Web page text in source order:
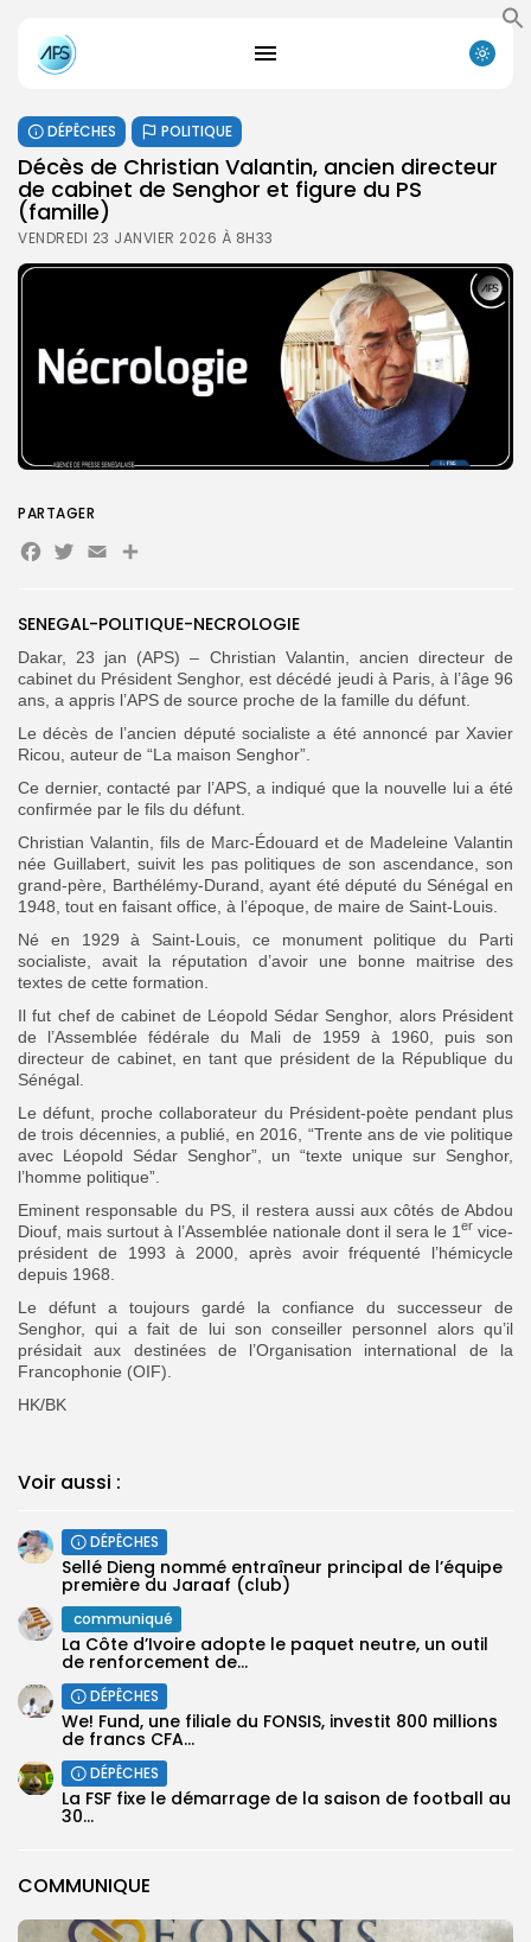
FR
DÉPÊCHES POLITIQUE
Décès de Christian Valantin, ancien directeur
de cabinet de Senghor et figure du PS
(famille)
VENDREDI 23 JANVIER 2026 À 8H33
COMMUNIQUE
SENEGAL-POLITIQUE-NECROLOGIE
Dakar, 23 jan (APS) – Christian Valantin, ancien directeur de
cabinet du Président Senghor, est décédé jeudi à Paris, à l’âge 96
ans, a appris l’APS de source proche de la famille du défunt.
Le décès de l’ancien député socialiste a été annoncé par Xavier
Ricou, auteur de “La maison Senghor”.
Ce dernier, contacté par l’APS, a indiqué que la nouvelle lui a été
confirmée par le fils du défunt.
Christian Valantin, fils de Marc-Édouard et de Madeleine Valantin
née Guillabert, suivit les pas politiques de son ascendance, son
grand-père, Barthélémy-Durand, ayant été député du Sénégal en
1948, tout en faisant office, à l’époque, de maire de Saint-Louis.
Né en 1929 à Saint-Louis, ce monument politique du Parti
socialiste, avait la réputation d’avoir une bonne maitrise des
textes de cette formation.
Il fut chef de cabinet de Léopold Sédar Senghor, alors Président
de l’Assemblée fédérale du Mali de 1959 à 1960, puis son
directeur de cabinet, en tant que président de la République du
Sénégal.
Le défunt, proche collaborateur du Président-poète pendant plus
de trois décennies, a publié, en 2016, “Trente ans de vie politique
avec Léopold Sédar Senghor”, un “texte unique sur Senghor,
l’homme politique”.
Eminent responsable du PS, il restera aussi aux côtés de Abdou
Diouf, mais surtout à l’Assemblée nationale dont il sera le 1 er vice-
président de 1993 à 2000, après avoir fréquenté l’hémicycle
depuis 1968.
Le défunt a toujours gardé la confiance du successeur de
Senghor, qui a fait de lui son conseiller personnel alors qu’il
présidait aux destinées de l’Organisation international de la
Francophonie (OIF).
HK/BK
Voir aussi :
DÉPÊCHES
Sellé Dieng nommé entraîneur principal de l’équipe
première ‎du Jaraaf (club)
communiqué
La Côte d’Ivoire adopte le paquet neutre, un outil
de renforcement de...
DÉPÊCHES
We! Fund, une filiale du FONSIS, investit 800 millions
de francs CFA...
DÉPÊCHES
‎La FSF fixe le démarrage de la saison de football au
30...
PARTAGER
Facebook
Twitter
EmailPartager